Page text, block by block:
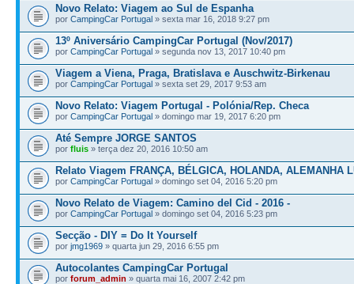
Novo Relato: Viagem ao Sul de Espanha
por CampingCar Portugal » sexta mar 16, 2018 9:27 pm
13º Aniversário CampingCar Portugal (Nov/2017)
por CampingCar Portugal » segunda nov 13, 2017 10:40 pm
Viagem a Viena, Praga, Bratislava e Auschwitz-Birkenau
por CampingCar Portugal » sexta set 29, 2017 9:53 am
Novo Relato: Viagem Portugal - Polónia/Rep. Checa
por CampingCar Portugal » domingo mar 19, 2017 6:20 pm
Até Sempre JORGE SANTOS
por fluis » terça dez 20, 2016 10:50 am
Relato Viagem FRANÇA, BÉLGICA, HOLANDA, ALEMANHA
por CampingCar Portugal » domingo set 04, 2016 5:20 pm
Novo Relato de Viagem: Camino del Cid - 2016 -
por CampingCar Portugal » domingo set 04, 2016 5:23 pm
Secção - DIY = Do It Yourself
por jmg1969 » quarta jun 29, 2016 6:55 pm
Autocolantes CampingCar Portugal
por forum_admin » quarta mai 16, 2007 2:42 pm